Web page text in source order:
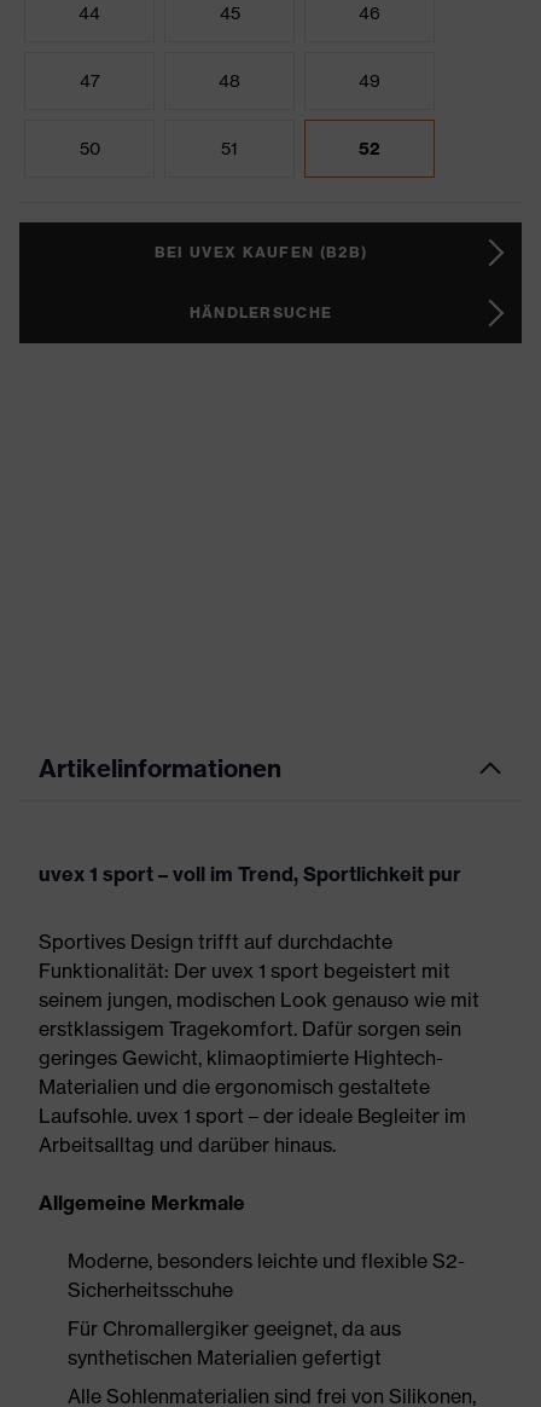
44 45 46
47 48 49
50 51 52
BEI UVEX KAUFEN (B2B)
HÄNDLERSUCHE
Artikelinformationen
uvex 1 sport – voll im Trend, Sportlichkeit pur
Sportives Design trifft auf durchdachte
Funktionalität: Der uvex 1 sport begeistert mit
seinem jungen, modischen Look genauso wie mit
erstklassigem Tragekomfort. Dafür sorgen sein
geringes Gewicht, klimaoptimierte Hightech-
Materialien und die ergonomisch gestaltete
Laufsohle. uvex 1 sport – der ideale Begleiter im
Arbeitsalltag und darüber hinaus.
Allgemeine Merkmale
Moderne, besonders leichte und flexible S2-
Sicherheitsschuhe
Für Chromallergiker geeignet, da aus
synthetischen Materialien gefertigt
Alle Sohlenmaterialien sind frei von Silikonen,